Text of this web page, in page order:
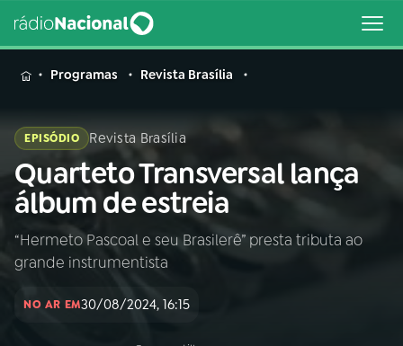
MENU
Buscar
na
Rádio
Nacional
Buscar
Programas Revista Brasília
EPISÓDIO Revista Brasília
Quarteto Transversal lança
álbum de estreia
“Hermeto Pascoal e seu Brasilerê” presta tributa ao
grande instrumentista
NO AR EM30/08/2024, 16:15